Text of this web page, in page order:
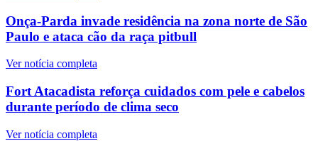
Onça-Parda invade residência na zona norte de São
Paulo e ataca cão da raça pitbull
Ver notícia completa
Fort Atacadista reforça cuidados com pele e cabelos
durante período de clima seco
Ver notícia completa